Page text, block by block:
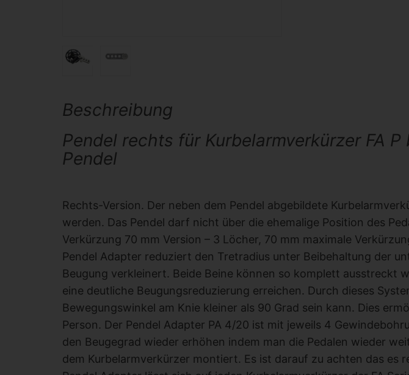
Beschreibung
Pendel rechts für Kurbelarmverkürzer FA
Pendel
Rechts-Version. Der neben dem Pendel abgebildete
werden. Das Pendel darf nicht über die ehemalige Position des
Verkürzung 70 mm Version – 3 Löcher, 70 mm maximale
Pendel Adapter reduziert den Tretradius unter Beibehaltung der
Beugung verkleinert. Beide Beine können so komplett ausstreckt
eine deutliche Beugungsreduzierung erreichen. Durch dieses
Bewegungswinkel am Knie kleiner als 90 Grad sein kann. Dies
Person. Der Pendel Adapter PA 4/20 ist mit jeweils 4
den Beugegrad wieder erhöhen indem man die Pedalen wieder
dem Kurbelarmverkürzer montiert. Es ist darauf zu achten das es